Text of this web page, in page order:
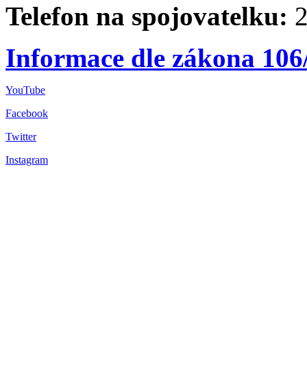
Telefon na spojovatelku:
Informace dle zákona
YouTube
Facebook
Twitter
Instagram